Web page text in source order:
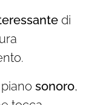
di
sonoro,